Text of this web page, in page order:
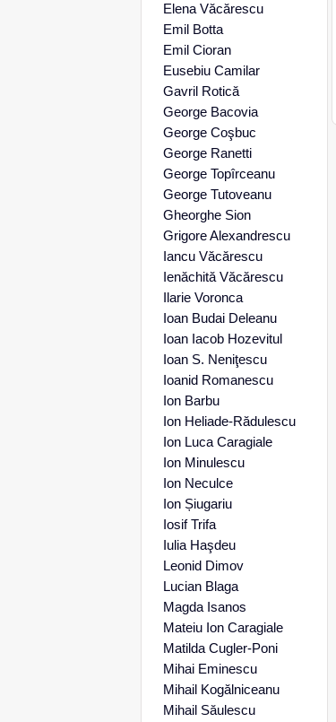
Elena Văcărescu
Emil Botta
Emil Cioran
Eusebiu Camilar
Gavril Rotică
George Bacovia
George Coşbuc
George Ranetti
George Topîrceanu
George Tutoveanu
Gheorghe Sion
Grigore Alexandrescu
Iancu Văcărescu
Ienăchită Văcărescu
Ilarie Voronca
Ioan Budai Deleanu
Ioan Iacob Hozevitul
Ioan S. Neniţescu
Ioanid Romanescu
Ion Barbu
Ion Heliade-Rădulescu
Ion Luca Caragiale
Ion Minulescu
Ion Neculce
Ion Șiugariu
Iosif Trifa
Iulia Haşdeu
Leonid Dimov
Lucian Blaga
Magda Isanos
Mateiu Ion Caragiale
Matilda Cugler-Poni
Mihai Eminescu
Mihail Kogălniceanu
Mihail Săulescu